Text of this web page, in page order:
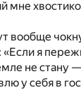
мне
вообще
«Если я
не стану
у себя в